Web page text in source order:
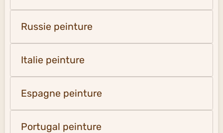
Russie peinture
Italie peinture
Espagne peinture
Portugal peinture